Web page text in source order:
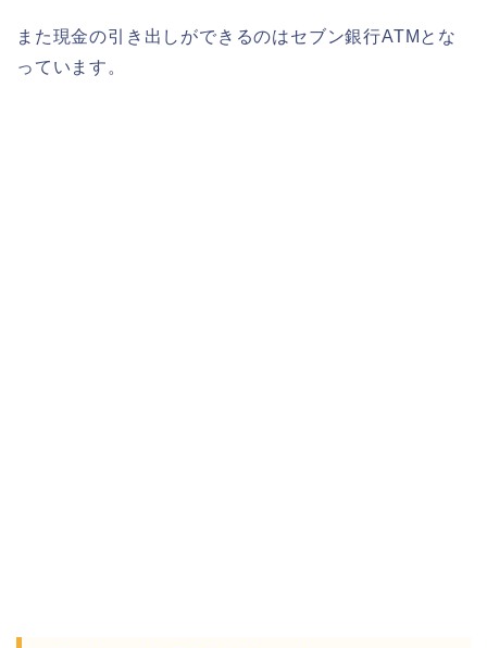
また現金の引き出しができるのはセブン銀行ATMとな
っています。